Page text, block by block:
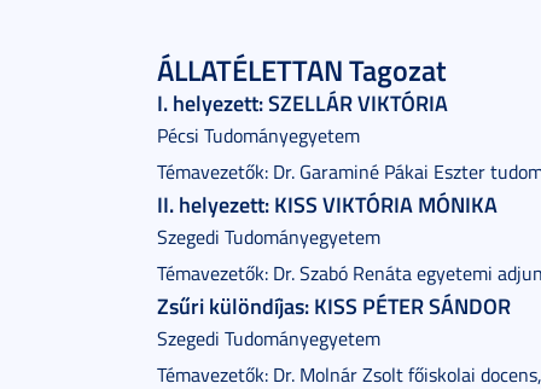
ÁLLATÉLETTAN Tagozat
I. helyezett: SZELLÁR VIKTÓRIA
Pécsi Tudományegyetem
Témavezetők: Dr. Garaminé Pákai Eszter
II. helyezett: KISS VIKTÓRIA MÓNIKA
Szegedi Tudományegyetem
Témavezetők: Dr. Szabó Renáta egyetemi
Zsűri különdíjas: KISS PÉTER SÁNDOR
Szegedi Tudományegyetem
Témavezetők: Dr. Molnár Zsolt főiskolai